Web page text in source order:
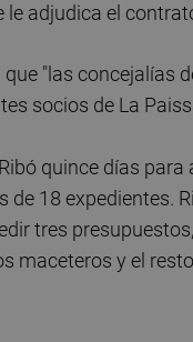
adjudica el
"las concejalías
socios de La
quince días
18 expedientes.
tres
maceteros y el